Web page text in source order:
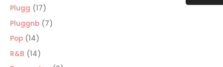
Plugg 1717
productos
Pluggnb 77
Pop 1414
productos
R&B 1414